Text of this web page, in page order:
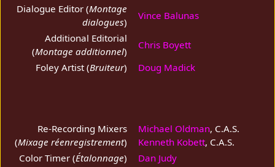
Dialogue Editor (Montage
dialogues)
Vince Balunas
Additional Editorial
(Montage additionnel)
Chris Boyett
Foley Artist (Bruiteur) Doug Madick
Re-Recording Mixers
(Mixage réenregistrement)
Michael Oldman, C.A.S.
Kenneth Kobett, C.A.S.
Color Timer (Étalonnage)
Dan Judy